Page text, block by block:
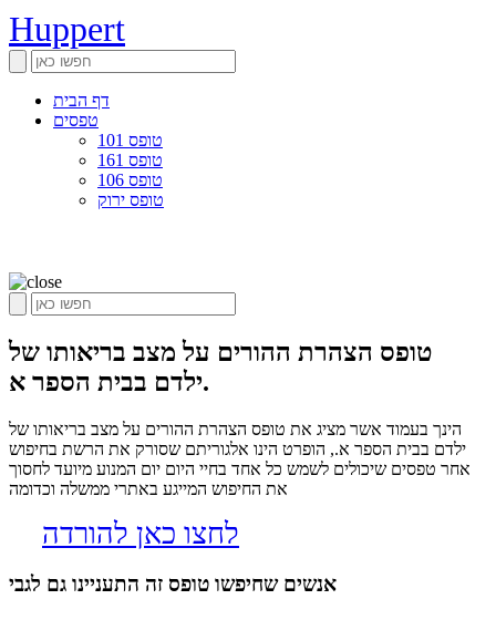
Huppert
דף הבית
טפסים
טופס 101
טופס 161
טופס 106
טופס ירוק
טופס הצהרת ההורים על מצב בריאותו של
ילדם בבית הספר א.
הינך בעמוד אשר מציג את טופס הצהרת ההורים על מצב בריאותו של
ילדם בבית הספר א., הופרט הינו אלגוריתם שסורק את הרשת בחיפוש
אחר טפסים שיכולים לשמש כל אחד בחיי היום יום המנוע מיועד לחסוך
את החיפוש המייגע באתרי ממשלה וכדומה
לחצו כאן להורדה
אנשים שחיפשו טופס זה התעניינו גם לגבי